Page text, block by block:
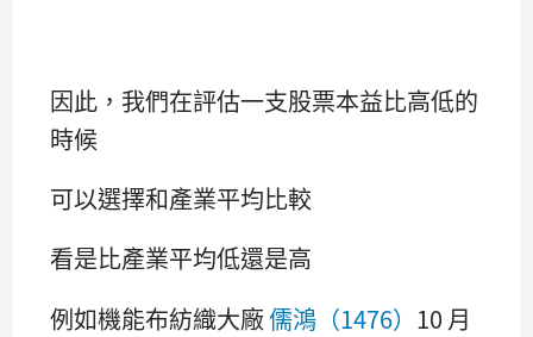
因此，我們在評估一支股票本益比高低的
時候
可以選擇和產業平均比較
看是比產業平均低還是高
例如機能布紡織大廠儒鴻（1476） 10 月